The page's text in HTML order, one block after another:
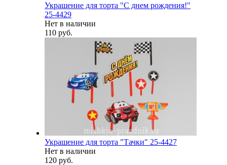
Украшение для торта "С днем рождения!"
25-4429
Нет в наличии
110 руб.
Украшение для торта "Тачки" 25-4427
Нет в наличии
120 руб.